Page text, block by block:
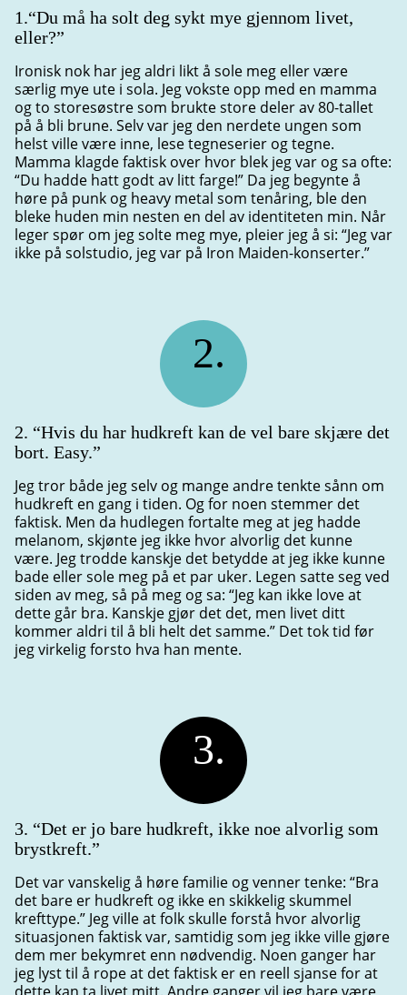
1.“Du må ha solt deg sykt mye gjennom livet,
eller?”
Ironisk nok har jeg aldri likt å sole meg eller være
særlig mye ute i sola. Jeg vokste opp med en mamma
og to storesøstre som brukte store deler av 80-tallet
på å bli brune. Selv var jeg den nerdete ungen som
helst ville være inne, lese tegneserier og tegne.
Mamma klagde faktisk over hvor blek jeg var og sa ofte:
“Du hadde hatt godt av litt farge!” Da jeg begynte å
høre på punk og heavy metal som tenåring, ble den
bleke huden min nesten en del av identiteten min. Når
leger spør om jeg solte meg mye, pleier jeg å si: “Jeg var
ikke på solstudio, jeg var på Iron Maiden-konserter.”
2.
2. “Hvis du har hudkreft kan de vel bare skjære det
bort. Easy.”
Jeg tror både jeg selv og mange andre tenkte sånn om
hudkreft en gang i tiden. Og for noen stemmer det
faktisk. Men da hudlegen fortalte meg at jeg hadde
melanom, skjønte jeg ikke hvor alvorlig det kunne
være. Jeg trodde kanskje det betydde at jeg ikke kunne
bade eller sole meg på et par uker. Legen satte seg ved
siden av meg, så på meg og sa: “Jeg kan ikke love at
dette går bra. Kanskje gjør det det, men livet ditt
kommer aldri til å bli helt det samme.” Det tok tid før
jeg virkelig forsto hva han mente.
3.
3. “Det er jo bare hudkreft, ikke noe alvorlig som
brystkreft.”
Det var vanskelig å høre familie og venner tenke: “Bra
det bare er hudkreft og ikke en skikkelig skummel
krefttype.” Jeg ville at folk skulle forstå hvor alvorlig
situasjonen faktisk var, samtidig som jeg ikke ville gjøre
dem mer bekymret enn nødvendig. Noen ganger har
jeg lyst til å rope at det faktisk er en reell sjanse for at